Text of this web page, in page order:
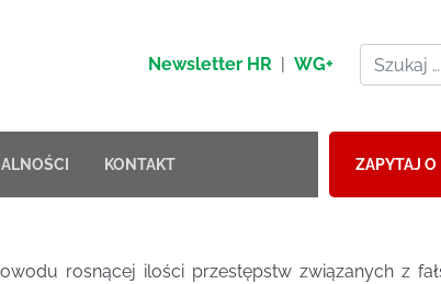
Newsletter HR | WG+
KONTAKT ZAPYTAJ
rosnącej ilości przestępstw związanych z